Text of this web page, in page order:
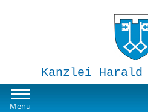
Kanzlei Harald
Menu